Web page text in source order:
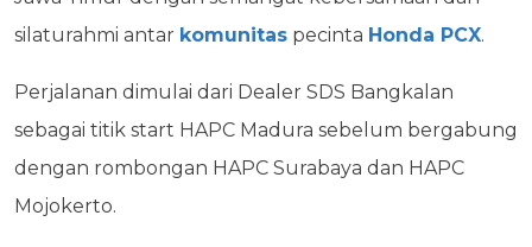
silaturahmi antar komunitas pecinta Honda PCX.
Perjalanan dimulai dari Dealer SDS Bangkalan
sebagai titik start HAPC Madura sebelum bergabung
dengan rombongan HAPC Surabaya dan HAPC
Mojokerto.